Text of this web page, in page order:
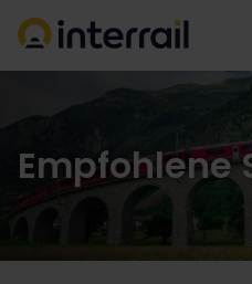
Empfohlene